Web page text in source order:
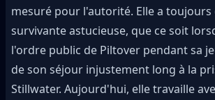
mesuré pour l'autorité. Elle a toujours
survivante astucieuse, que ce soit
l'ordre public de Piltover pendant sa
de son séjour injustement long à la
Stillwater. Aujourd'hui, elle travaille